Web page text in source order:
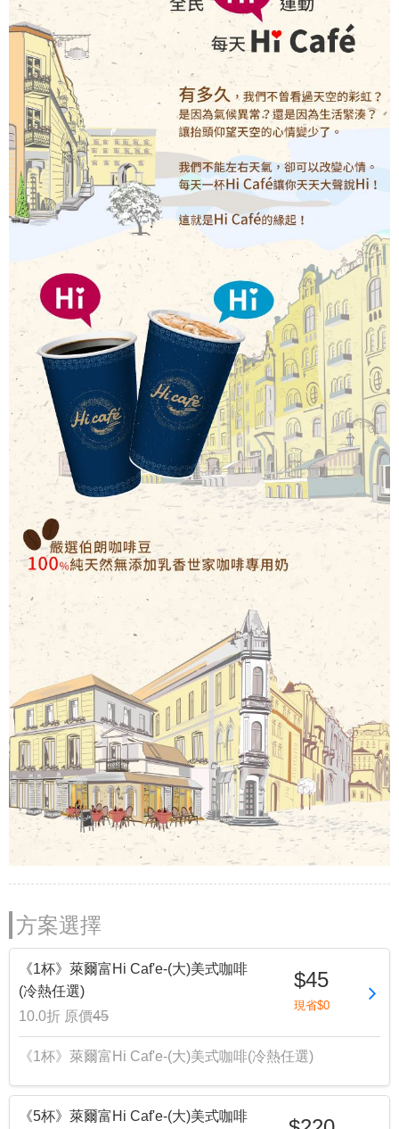
方案選擇
《1杯》萊爾富Hi Caf'e-(大)美式咖啡
(冷熱任選)
10.0折 原價45
$45
現省$0
《1杯》萊爾富Hi Caf'e-(大)美式咖啡(冷熱任選)
《5杯》萊爾富Hi Caf'e-(大)美式咖啡